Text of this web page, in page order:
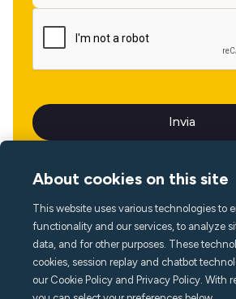
Lingua
About cookies on this site
This website uses various technologies to
functionality and our services, to analyze
data, and for other purposes. These
cookies, session replay and chatbot
our Cookie Policy and Privacy Policy. With